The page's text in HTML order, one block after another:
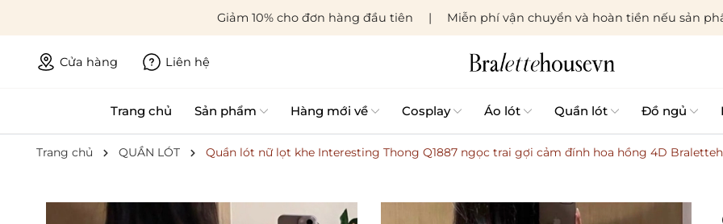
Giảm 10% cho đơn hàng đầu tiên Miễn phí vận chuyển và hoàn tiền nếu sản
Cửa hàng Liên hệ
Trang chủ Sản phẩm Hàng mới về Cosplay Áo lót Quần lót Đồ ngủ
Trang chủ QUẦN LÓT Quần lót nữ lọt khe Interesting Thong Q1887 ngọc trai gợi cảm đính hoa hồng 4D